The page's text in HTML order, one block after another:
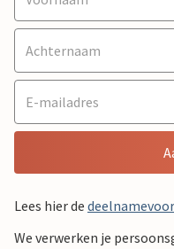
Lees hier de
We verwerken je